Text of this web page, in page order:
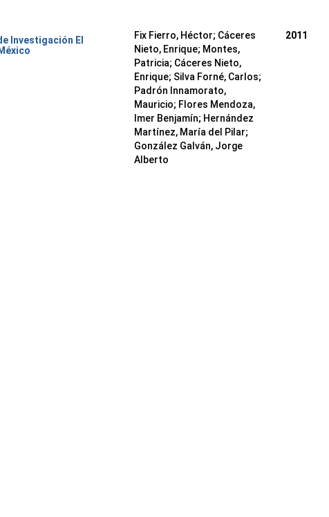
Investigación El
Fix Fierro, Héctor; Cáceres
Nieto, Enrique; Montes,
Patricia; Cáceres Nieto,
Enrique; Silva Forné, Carlos;
Padrón Innamorato,
Mauricio; Flores Mendoza,
Imer Benjamín; Hernández
Martínez, María del Pilar;
González Galván, Jorge
Alberto
2011